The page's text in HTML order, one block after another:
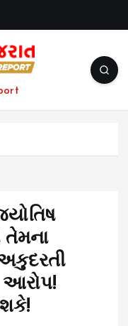
તેમના
આરોપ!